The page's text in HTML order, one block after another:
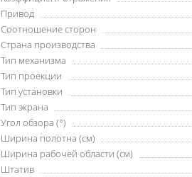
Привод
Соотношение сторон
Страна производства
Тип механизма
Тип проекции
Тип установки
Тип экрана
Угол обзора (°)
Ширина полотна (см)
Ширина рабочей области (см)
Штатив